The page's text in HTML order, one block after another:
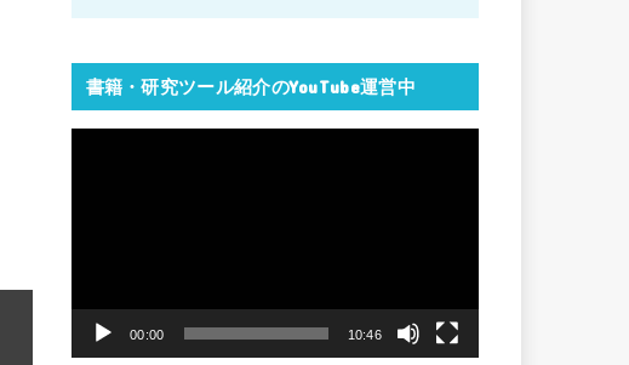
書籍・研究ツール紹介のYouTube運営中
ヤ
00:00 10:46